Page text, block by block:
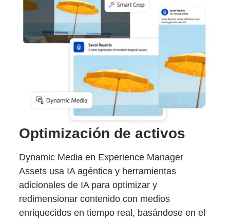
Optimización de activos
Dynamic Media en Experience Manager
Assets usa IA agéntica y herramientas
adicionales de IA para optimizar y
redimensionar contenido con medios
enriquecidos en tiempo real, basándose en el